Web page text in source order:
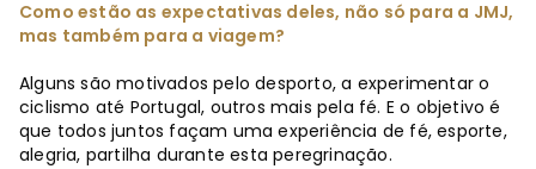
Como estão as expectativas deles, não só para a JMJ,
mas também para a viagem?
Alguns são motivados pelo desporto, a experimentar o
ciclismo até Portugal, outros mais pela fé. E o objetivo é
que todos juntos façam uma experiência de fé, esporte,
alegria, partilha durante esta peregrinação.